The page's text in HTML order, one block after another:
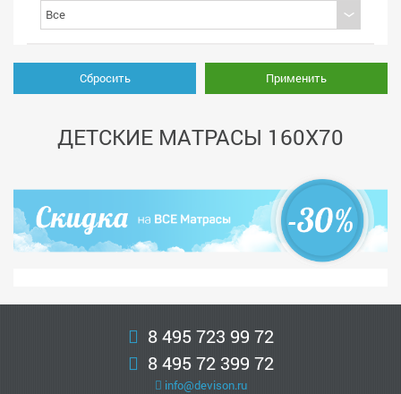
Сбросить Применить
ДЕТСКИЕ МАТРАСЫ 160X70
8 495 723 99 72
8 495 72 399 72
info@devison.ru